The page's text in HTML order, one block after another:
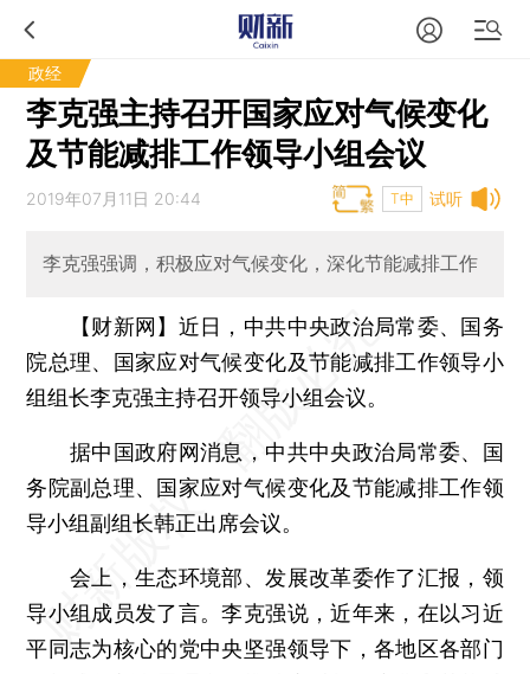
政经
李克强主持召开国家应对气候变化
及节能减排工作领导小组会议
试听
2019年07月11日 20:44 T中
李克强强调，积极应对气候变化，深化节能减排工作
【财新网】 近日，中共中央政治局常委、国务
院总理、国家应对气候变化及节能减排工作领导小
组组长李克强主持召开领导小组会议。
据中国政府网消息，中共中央政治局常委、国
务院副总理、国家应对气候变化及节能减排工作领
导小组副组长韩正出席会议。
会上，生态环境部、发展改革委作了汇报，领
导小组成员发了言。李克强说，近年来，在以习近
平同志为核心的党中央坚强领导下，各地区各部门